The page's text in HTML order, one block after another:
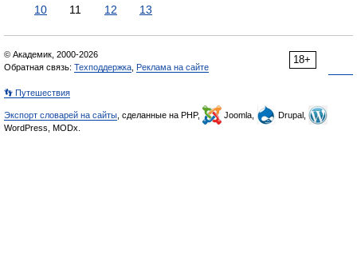
10
11 12 13
18+
© Академик, 2000-2026
Обратная связь: Техподдержка Реклама на сайте
👣 Путешествия
Экспорт словарей на сайты , сделанные на PHP, Joomla,
Drupal,
WordPress, MODx.